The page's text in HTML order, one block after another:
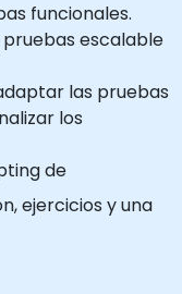
funcionales.
escalable
las pruebas
los
de
ejercicios y una